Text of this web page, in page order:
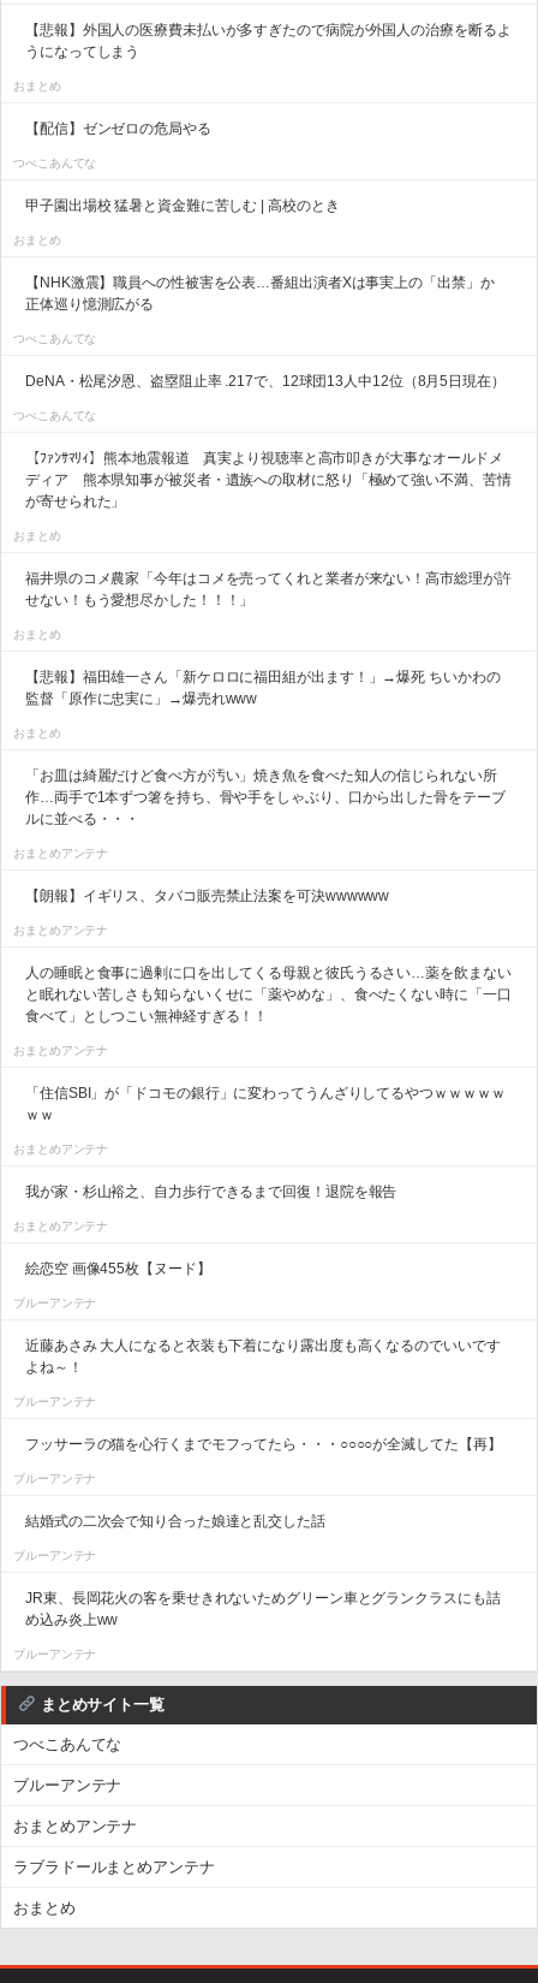
【悲報】外国人の医療費未払いが多すぎたので病院が外国人の治療を断るよ
うになってしまう
おまとめ
【配信】ゼンゼロの危局やる
つべこあんてな
甲子園出場校 猛暑と資金難に苦しむ | 高校のとき
おまとめ
【NHK激震】職員への性被害を公表…番組出演者Xは事実上の「出禁」か
正体巡り憶測広がる
つべこあんてな
DeNA・松尾汐恩、盗塁阻止率 .217で、12球団13人中12位（8月5日現在）
つべこあんてな
【ﾌｧﾝｻﾏﾘｨ】熊本地震報道 真実より視聴率と高市叩きが大事なオールドメ
ディア 熊本県知事が被災者・遺族への取材に怒り「極めて強い不満、苦情
が寄せられた」
おまとめ
福井県のコメ農家「今年はコメを売ってくれと業者が来ない！高市総理が許
せない！もう愛想尽かした！！！」
おまとめ
【悲報】福田雄一さん「新ケロロに福田組が出ます！」→爆死 ちいかわの
監督「原作に忠実に」→爆売れwww
おまとめ
「お皿は綺麗だけど食べ方が汚い」焼き魚を食べた知人の信じられない所
作…両手で1本ずつ箸を持ち、骨や手をしゃぶり、口から出した骨をテーブ
ルに並べる・・・
おまとめアンテナ
【朗報】イギリス、タバコ販売禁止法案を可決wwwwww
おまとめアンテナ
人の睡眠と食事に過剰に口を出してくる母親と彼氏うるさい…薬を飲まない
と眠れない苦しさも知らないくせに「薬やめな」、食べたくない時に「一口
食べて」としつこい無神経すぎる！！
おまとめアンテナ
「住信SBI」が「ドコモの銀行」に変わってうんざりしてるやつｗｗｗｗｗ
ｗｗ
おまとめアンテナ
我が家・杉山裕之、自力歩行できるまで回復！退院を報告
おまとめアンテナ
絵恋空 画像455枚【ヌード】
ブルーアンテナ
近藤あさみ 大人になると衣装も下着になり露出度も高くなるのでいいです
よね～！
ブルーアンテナ
フッサーラの猫を心行くまでモフってたら・・・○○○○が全滅してた【再】
ブルーアンテナ
結婚式の二次会で知り合った娘達と乱交した話
ブルーアンテナ
JR東、長岡花火の客を乗せきれないためグリーン車とグランクラスにも詰
め込み炎上ww
ブルーアンテナ
まとめサイト一覧
つべこあんてな
ブルーアンテナ
おまとめアンテナ
ラブラドールまとめアンテナ
おまとめ